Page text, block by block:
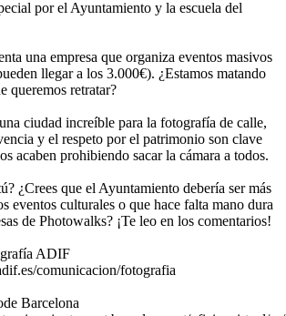
por el Ayuntamiento y la escuela del
una empresa que organiza eventos masivos
llegar a los 3.000€). ¿Estamos matando
queremos retratar?
ciudad increíble para la fotografía de calle,
y el respeto por el patrimonio son clave
acaben prohibiendo sacar la cámara a todos.
¿Crees que el Ayuntamiento debería ser más
eventos culturales o que hace falta mano dura
de Photowalks? ¡Te leo en los comentarios!
ADIF
comunicacion/fotografia
Barcelona